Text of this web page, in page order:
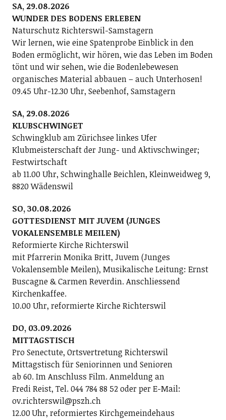
SA, 29.08.2026
WUNDER DES BODENS ERLEBEN
Naturschutz Richterswil-Samstagern
Wir lernen, wie eine Spatenprobe Einblick in den
Boden ermöglicht, wir hören, wie das Leben im Boden
tönt und wir sehen, wie die Bodenlebewesen
organisches Material abbauen – auch Unterhosen!
09.45 Uhr-12.30 Uhr, Seebenhof, Samstagern
SA, 29.08.2026
KLUBSCHWINGET
Schwingklub am Zürichsee linkes Ufer
Klubmeisterschaft der Jung- und Aktivschwinger;
Festwirtschaft
ab 11.00 Uhr, Schwinghalle Beichlen, Kleinweidweg 9,
8820 Wädenswil
SO, 30.08.2026
GOTTESDIENST MIT JUVEM (JUNGES
VOKALENSEMBLE MEILEN)
Reformierte Kirche Richterswil
mit Pfarrerin Monika Britt, Juvem (Junges
Vokalensemble Meilen), Musikalische Leitung: Ernst
Buscagne & Carmen Reverdin. Anschliessend
Kirchenkaffee.
10.00 Uhr, reformierte Kirche Richterswil
DO, 03.09.2026
MITTAGSTISCH
Pro Senectute, Ortsvertretung Richterswil
Mittagstisch für Seniorinnen und Senioren
ab 60. Im Anschluss Film. Anmeldung an
Fredi Reist, Tel. 044 784 88 52 oder per E-Mail:
ov.richterswil@pszh.ch
12.00 Uhr, reformiertes Kirchgemeindehaus